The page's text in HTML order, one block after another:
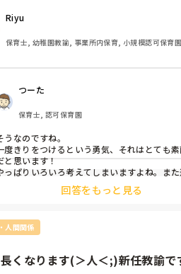
月で退職してしまいました。
らなかなか就職することが怖く、気づ
ど、いわゆるニート状態でしたね。
から、今またかれこれ半年ほどパート
員で保育士をやるのはやっぱりしんどい
パートで、前回の職場でいろいろあった
めていろいろと配慮をして下さっている
か半年やってこれたんですが…これがい
なるとどうしても怖くなってきてし
ら、1度きりをつけて正社員をちゃん
ています。…保育以外で。
、自分の子どもが産まれたあととかにパ
せん。🙇🏻‍♀️💦
私が退職する前にこういうアプリに
Riyu
保育士, 幼稚園教諭, 事業所内保育, 小規模認可保育園
つーた
保育士, 認可保育園
うなのですね。
度きりをつけるという勇気、それはとても
と思います！
っぱりいろいろ考えてしまいますよね。ま
点で保育の世界が見えるかもしれないですし。
半年やってこれたということも、自信につなげ
分もそれには共感です！
回答をもっと見る
人間関係
くなります(＞人＜;)新任教諭で